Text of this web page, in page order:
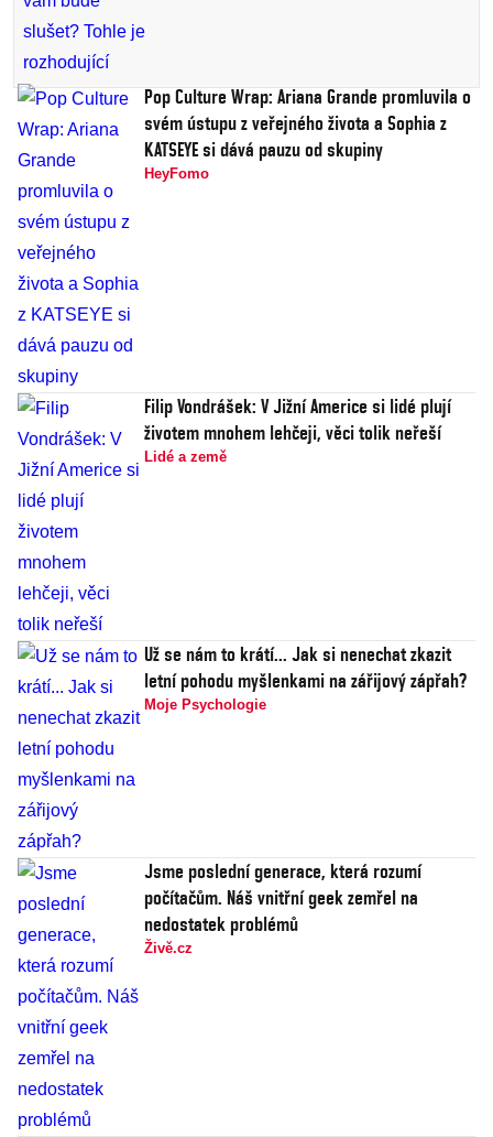
Pop Culture Wrap: Ariana Grande promluvila o
svém ústupu z veřejného života a Sophia z
KATSEYE si dává pauzu od skupiny
HeyFomo
Filip Vondrášek: V Jižní Americe si lidé plují
životem mnohem lehčeji, věci tolik neřeší
Lidé a země
Už se nám to krátí... Jak si nenechat zkazit
letní pohodu myšlenkami na zářijový zápřah?
Moje Psychologie
Jsme poslední generace, která rozumí
počítačům. Náš vnitřní geek zemřel na
nedostatek problémů
Živě.cz